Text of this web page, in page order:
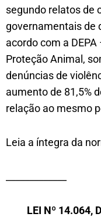
segundo relatos de
governamentais de
acordo com a
Proteção Animal,
denúncias de
aumento de 81,5%
relação ao mesmo
Leia a íntegra da
LEI Nº 14.064,